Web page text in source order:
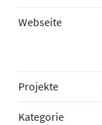
Webseite
Projekte
Kategorie